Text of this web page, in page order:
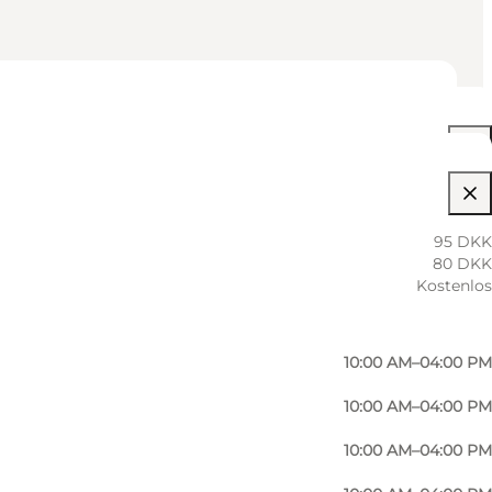
10:00 AM–04:00 PM
10:00 AM–04:00 PM
10:00 AM–04:00 PM
10:00 AM–04:00 PM
95 DKK
80 DKK
Kostenlos